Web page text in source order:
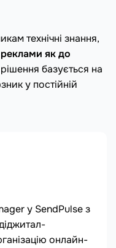
технічні знання,
реклами як до
базується на
у постійній
у SendPulse з
онлайн-